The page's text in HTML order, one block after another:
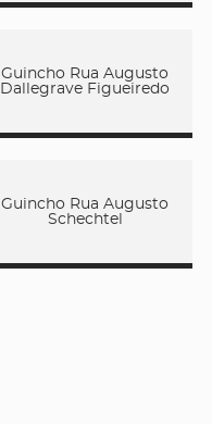
Guincho Rua Augusto
Dallegrave Figueiredo
Guincho Rua Augusto
Schechtel